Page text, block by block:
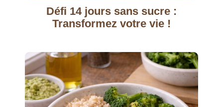
Défi 14 jours sans sucre :
Transformez votre vie !